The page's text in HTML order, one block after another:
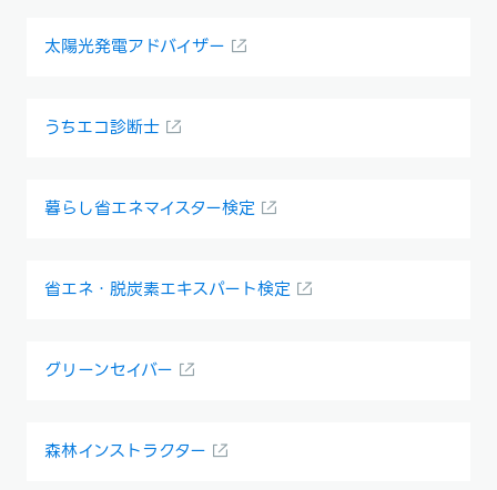
太陽光発電アドバイザー
うちエコ診断士
暮らし省エネマイスター検定
省エネ・脱炭素エキスパート検定
グリーンセイバー
森林インストラクター